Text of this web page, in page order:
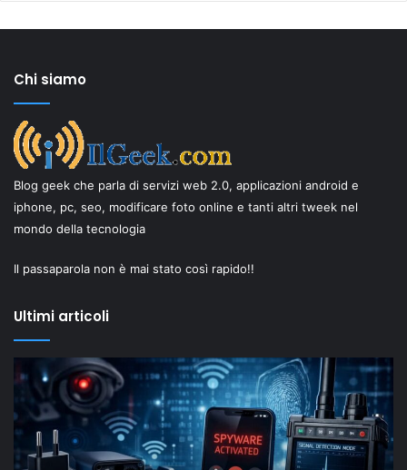
Chi siamo
Blog geek che parla di servizi web 2.0, applicazioni android e
iphone, pc, seo, modificare foto online e tanti altri tweek nel
mondo della tecnologia
Il passaparola non è mai stato così rapido!!
Ultimi articoli
“New
Old”
Drop
di
Shaiya